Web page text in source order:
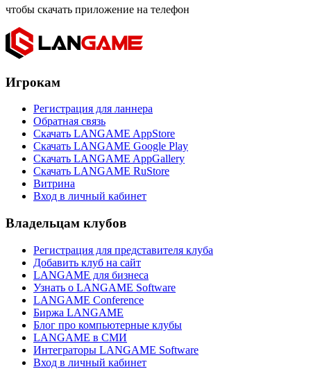
чтобы скачать приложение на телефон
Игрокам
Регистрация для ланнера
Обратная связь
Скачать LANGAME AppStore
Скачать LANGAME Google Play
Скачать LANGAME AppGallery
Скачать LANGAME RuStore
Витрина
Вход в личный кабинет
Владельцам клубов
Регистрация для представителя клуба
Добавить клуб на сайт
LANGAME для бизнеса
Узнать о LANGAME Software
LANGAME Conference
Биржа LANGAME
Блог про компьютерные клубы
LANGAME в СМИ
Интеграторы LANGAME Software
Вход в личный кабинет